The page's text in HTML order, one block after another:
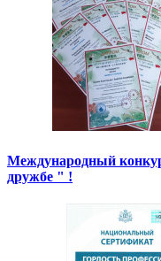
Международный
дружбе " !